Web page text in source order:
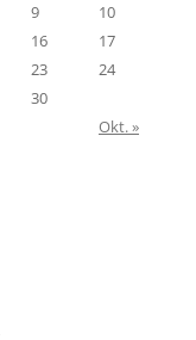
9
10
16
17
23
24
30
Okt. »